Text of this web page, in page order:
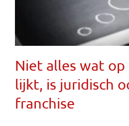
Niet alles wat op
lijkt, is juridisch
franchise